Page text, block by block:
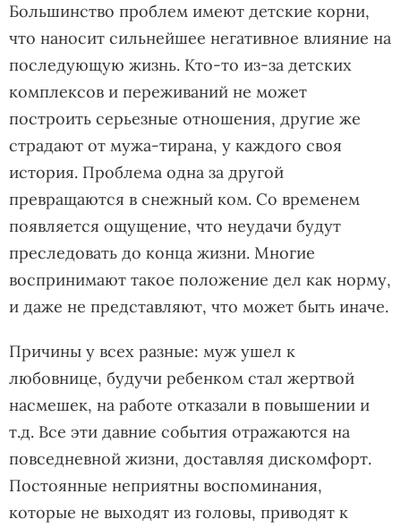
Большинство проблем имеют детские корни,
что наносит сильнейшее негативное влияние на
последующую жизнь. Кто-то из-за детских
комплексов и переживаний не может
построить серьезные отношения, другие же
страдают от мужа-тирана, у каждого своя
история. Проблема одна за другой
превращаются в снежный ком. Со временем
появляется ощущение, что неудачи будут
преследовать до конца жизни. Многие
воспринимают такое положение дел как норму,
и даже не представляют, что может быть иначе.
Причины у всех разные: муж ушел к
любовнице, будучи ребенком стал жертвой
насмешек, на работе отказали в повышении и
т.д. Все эти давние события отражаются на
повседневной жизни, доставляя дискомфорт.
Постоянные неприятны воспоминания,
которые не выходят из головы, приводят к